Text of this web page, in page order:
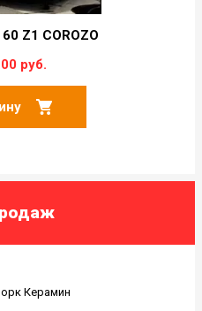
Z1 COROZO
руб.
Керамин